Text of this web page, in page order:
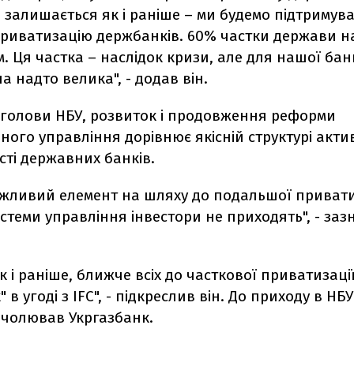
залишається як і раніше – ми будемо
держбанків. 60% частки держави
Ця частка – наслідок кризи, але для нашої
надто велика", - додав він.
НБУ, розвиток і продовження реформи
управління дорівнює якісній структурі
державних банків.
елемент на шляху до подальшої
управління інвестори не приходять", -
і раніше, ближче всіх до часткової
в угоді з IFC", - підкреслив він. До приходу в
Укргазбанк.